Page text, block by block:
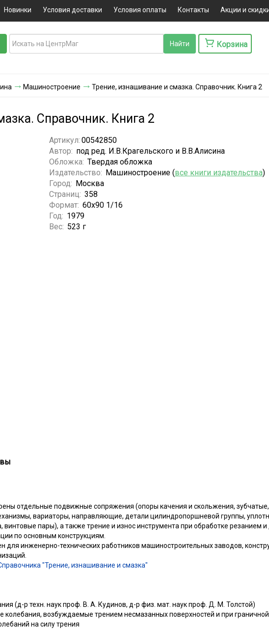
Новинки Условия доставки Условия оплаты Контакты Акции и
Корзина
Машиностроение Трение, изнашивание и смазка. Справочник. Книга 2
Справочник. Книга 2
Артикул: 00542850
Автор: под ред. И.В.Крагельского и В.В.Алисина
Обложка: Твердая обложка
Издательство: Машиностроение (все книги издательства)
Город: Москва
Страниц: 358
Формат: 60х90 1/16
Год: 1979
Вес: 523 г
отдельные подвижные сопряжения (опоры качения и скольжения,
вариаторы, направляющие, детали цилиндропоршневой группы,
винтовые пары), а также трение и износ инструмента при обработке резанием
по основным конструкциям.
для инженерно-технических работников машиностроительных заводов,
"Трение, изнашивание и смазка"
(д-р техн. наук проф. В. А. Кудинов, д-р физ. мат. наук проф. Д. М. Толстой)
возбуждаемые трением несмазанных поверхностей и при
на силу трения